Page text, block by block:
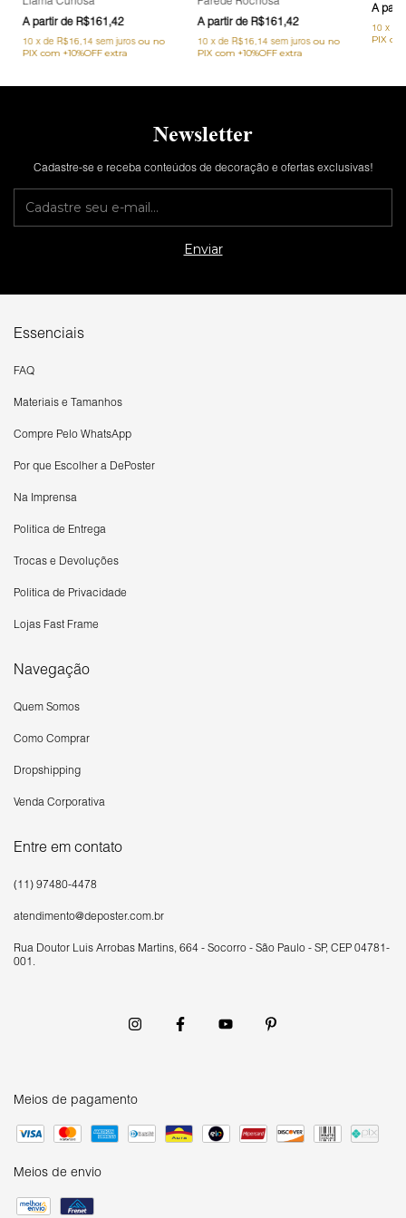
R$161,42
10 xde R$16,14 sem juros
R$161,42
10 xde R$16,14 sem juros
10 x
Newsletter
Cadastre-se e receba conteúdos de decoração e ofertas exclusivas!
Essenciais
FAQ
Materiais e Tamanhos
Compre Pelo WhatsApp
Por que Escolher a DePoster
Na Imprensa
Política de Entrega
Trocas e Devoluções
Política de Privacidade
Lojas Fast Frame
Navegação
Quem Somos
Como Comprar
Dropshipping
Venda Corporativa
Entre em contato
(11) 97480-4478
atendimento@deposter.com.br
Rua Doutor Luís Arrobas Martins, 664 - Socorro - São Paulo - SP, CEP 04781-
001.
Meios de pagamento
Meios de envio